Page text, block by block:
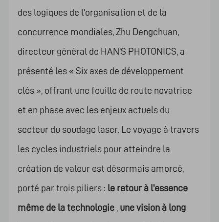
des logiques de l'organisation et de la
concurrence mondiales, Zhu Dengchuan,
directeur général de HAN'S PHOTONICS, a
présenté les « Six axes de développement
clés », offrant une feuille de route novatrice
et en phase avec les enjeux actuels du
secteur du soudage laser. Le voyage à travers
les cycles industriels pour atteindre la
création de valeur est désormais amorcé,
porté par trois piliers : le retour à l'essence
même de la technologie, une vision à long